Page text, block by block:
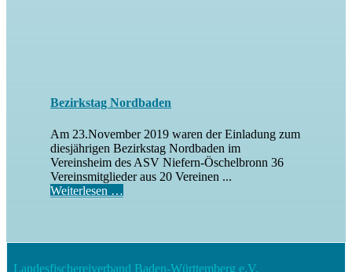
Bezirkstag Nordbaden
Am 23.November 2019 waren der Einladung zum
diesjährigen Bezirkstag Nordbaden im
Vereinsheim des ASV Niefern-Öschelbronn 36
Vereinsmitglieder aus 20 Vereinen ...
Weiterlesen …
Landesfischereiverband Baden-Württemberg e.V.